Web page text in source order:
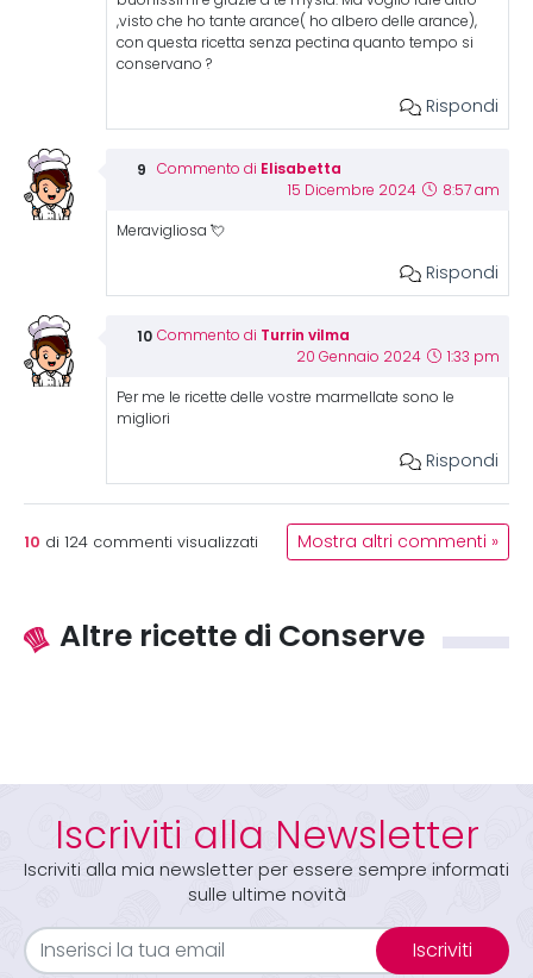
,visto che ho tante arance( ho albero delle arance),
con questa ricetta senza pectina quanto tempo si
conservano ?
Rispondi
Commento di Elisabetta
15 Dicembre 2024 8:57 am
Meravigliosa 💘
Rispondi
Commento di Turrin vilma
20 Gennaio 2024 1:33 pm
Per me le ricette delle vostre marmellate sono le
migliori
Rispondi
10 di 124 commenti visualizzati Mostra altri commenti »
Altre ricette di Conserve
Iscriviti alla Newsletter
Iscriviti alla mia newsletter per essere sempre informati
sulle ultime novità
Iscriviti